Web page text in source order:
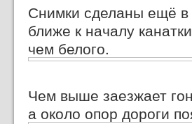
Снимки сделаны ещё в
ближе к началу
чем белого.
Чем выше заезжает
а около опор дороги